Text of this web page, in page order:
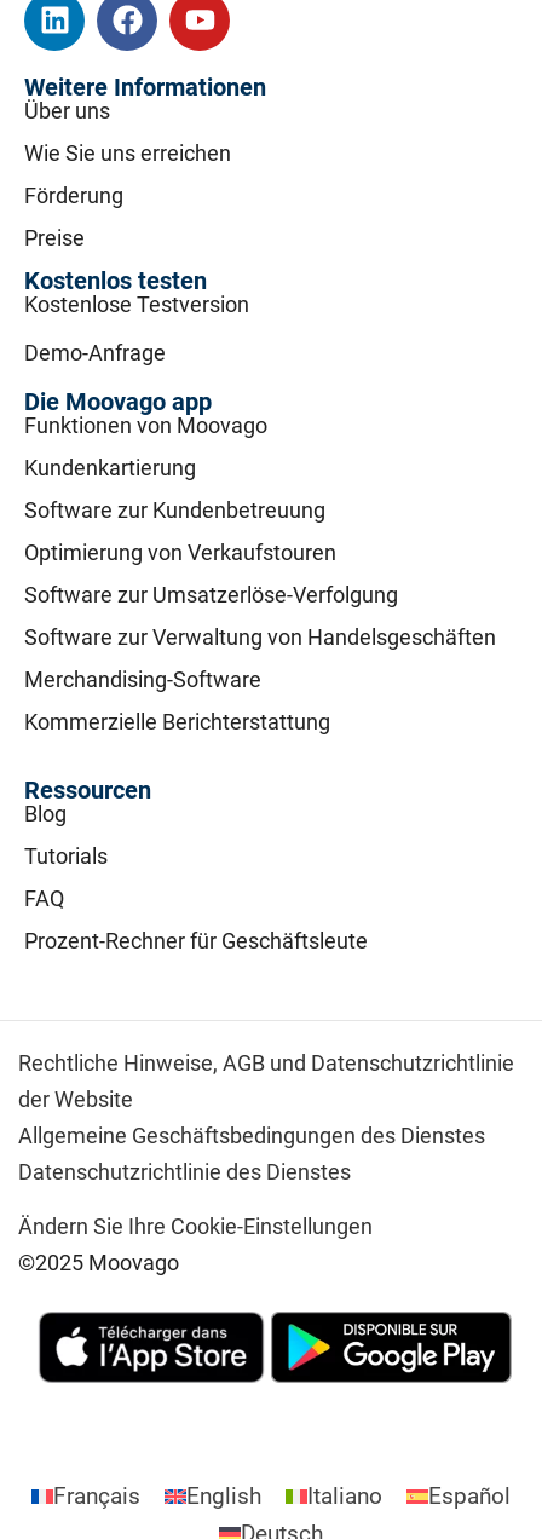
Weitere Informationen
Über uns
Wie Sie uns erreichen
Förderung
Preise
Kostenlos testen
Kostenlose Testversion
Demo-Anfrage
Die Moovago app
Funktionen von Moovago
Kundenkartierung
Software zur Kundenbetreuung
Optimierung von Verkaufstouren
Software zur Umsatzerlöse-Verfolgung
Software zur Verwaltung von Handelsgeschäften
Merchandising-Software
Kommerzielle Berichterstattung
Ressourcen
Blog
Tutorials
FAQ
Prozent-Rechner für Geschäftsleute
Rechtliche Hinweise, AGB und Datenschutzrichtlinie
der Website
Allgemeine Geschäftsbedingungen des Dienstes
Datenschutzrichtlinie des Dienstes
Ändern Sie Ihre Cookie-Einstellungen
©2025 Moovago
Français English Italiano
Español